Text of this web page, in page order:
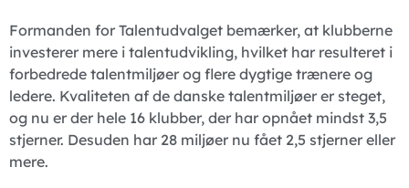
Formanden for Talentudvalget bemærker, at klubberne
investerer mere i talentudvikling, hvilket har resulteret i
forbedrede talentmiljøer og flere dygtige trænere og
ledere. Kvaliteten af de danske talentmiljøer er steget,
og nu er der hele 16 klubber, der har opnået mindst 3,5
stjerner. Desuden har 28 miljøer nu fået 2,5 stjerner eller
mere.